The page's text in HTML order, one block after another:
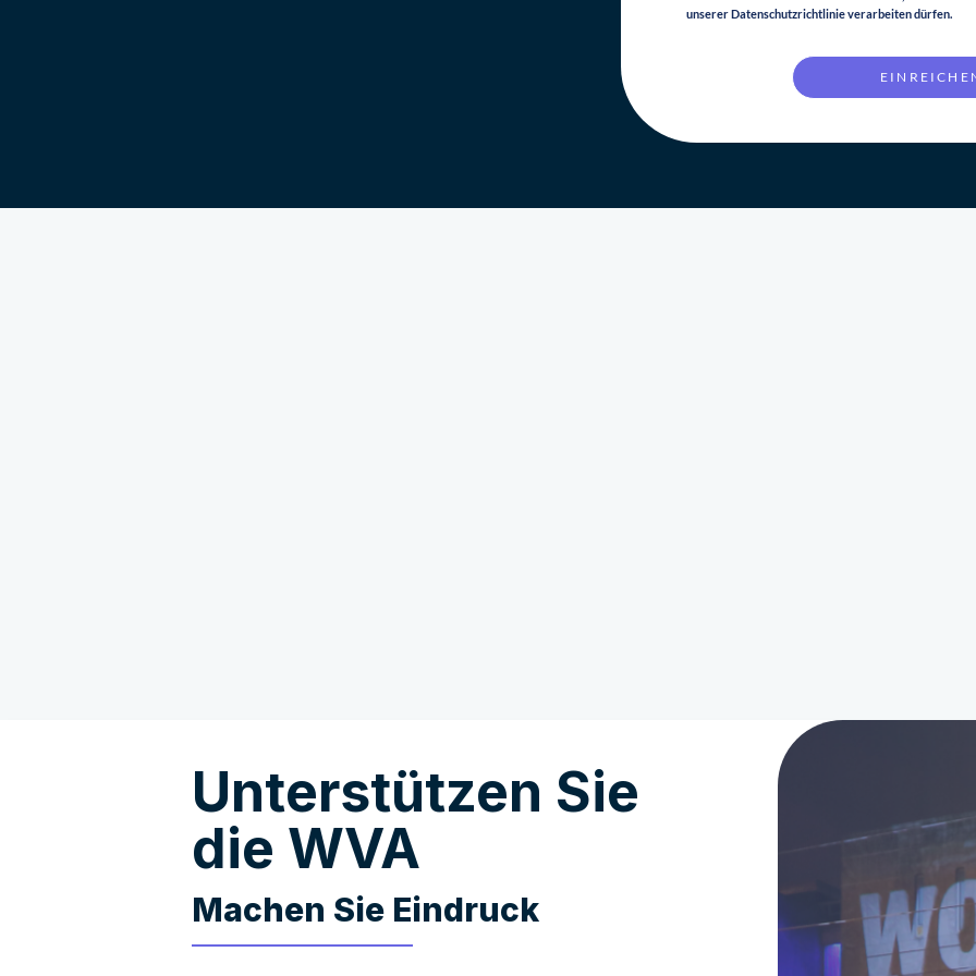
unserer Datenschutzrichtlinie verarbeiten dürfen.
Unterstützen Sie
die WVA
Machen Sie Eindruck